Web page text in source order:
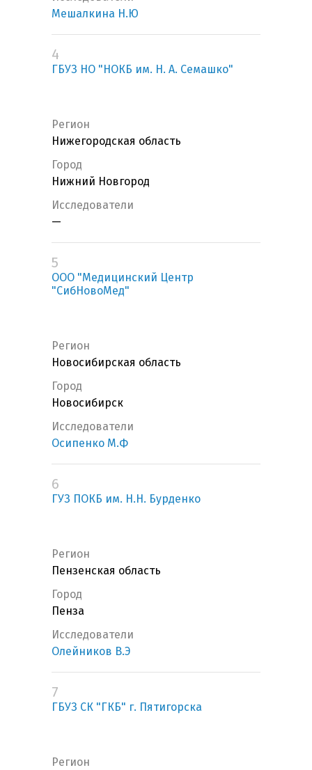
Мешалкина Н.Ю
4
ГБУЗ НО "НОКБ им. Н. А. Семашко"
Регион
Нижегородская область
Город
Нижний Новгород
Исследователи
—
5
ООО "Медицинский Центр
"СибНовоМед"
Регион
Новосибирская область
Город
Новосибирск
Исследователи
Осипенко М.Ф
6
ГУЗ ПОКБ им. Н.Н. Бурденко
Регион
Пензенская область
Город
Пенза
Исследователи
Олейников В.Э
7
ГБУЗ СК "ГКБ" г. Пятигорска
Регион